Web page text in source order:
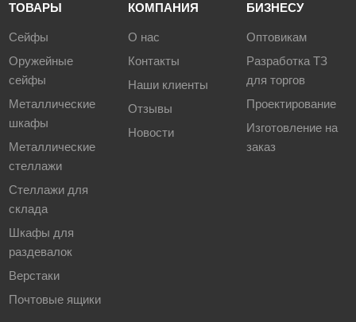
ТОВАРЫ
Сейфы
Оружейные
сейфы
Металлические
шкафы
Металлические
стеллажи
Стеллажи для
склада
Шкафы для
раздевалок
Верстаки
Почтовые ящики
КОМПАНИЯ
О нас
Контакты
Наши клиенты
Отзывы
Новости
БИЗНЕСУ
Оптовикам
Разработка ТЗ
для торгов
Проектирование
Изготовление на
заказ